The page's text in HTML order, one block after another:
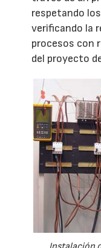
respetando
verificando la
procesos con
del proyecto